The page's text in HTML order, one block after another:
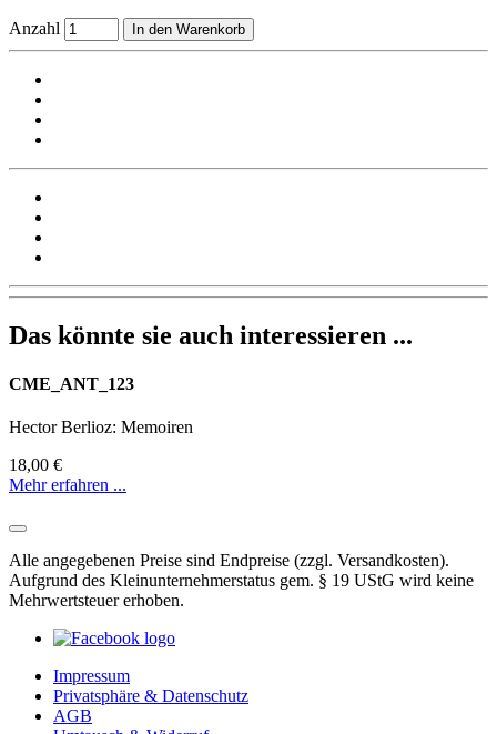
Anzahl In den Warenkorb
Das könnte sie auch interessieren ...
CME_ANT_123
Hector Berlioz: Memoiren
18,00 €
Mehr erfahren ...
Alle angegebenen Preise sind Endpreise (zzgl. Versandkosten).
Aufgrund des Kleinunternehmerstatus gem. § 19 UStG wird keine
Mehrwertsteuer erhoben.
Impressum
Privatsphäre & Datenschutz
AGB